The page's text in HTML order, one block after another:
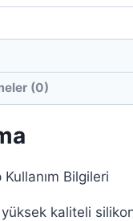
(0)
Kullanım Bilgileri
kaliteli